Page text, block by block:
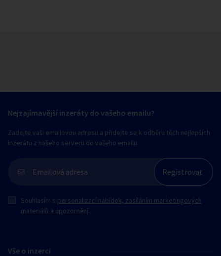
Vše o inzerci
Nejzajímavější inzeráty do vašeho emailu?
Zadejte vaši emailovou adresu a přidejte se k odběru těch nejlepších
inzerátu z našeho serveru do vašeho emailu.
Souhlasím s personalizací nabídek, zasíláním marketingových
materiálů a upozornění.